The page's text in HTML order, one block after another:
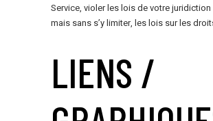
Service, violer les lois de votre
mais sans s’y limiter, les lois sur les
LIENS /